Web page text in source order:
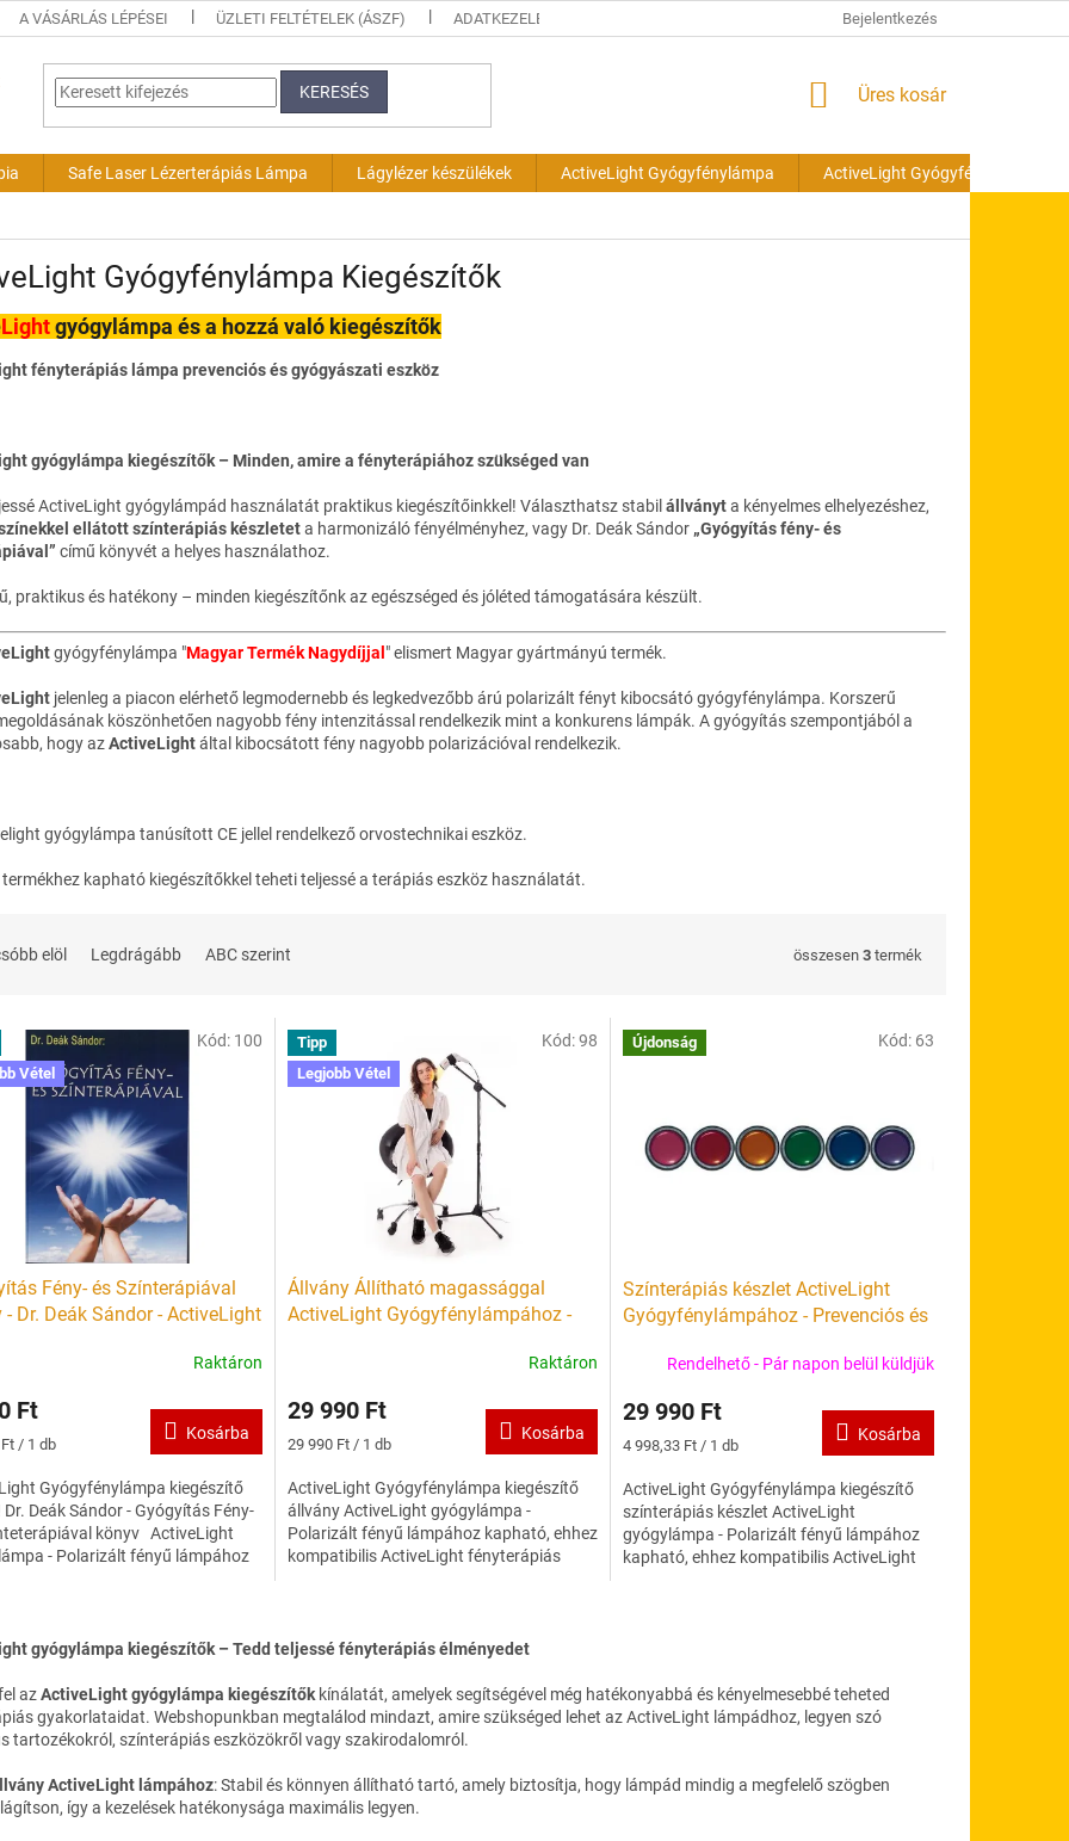
A VÁSÁRLÁS LÉPÉSEI ÜZLETI FELTÉTELEK (ÁSZF) ADATKEZELÉSI TÁJÉKOZTATÓ Bejelentkezés
KERESÉS KOSÁR
Üres kosár
Safe Laser Lézerterápiás Lámpa Lágylézer készülékek ActiveLight Gyógyfénylámpa ActiveLight Gyógyfénylámpa
Gyógyfénylámpa Kiegészítők
Lightgyógylámpa és a hozzá való kiegészítők
fényterápiás lámpa prevenciós és gyógyászati eszköz
gyógylámpa kiegészítők – Minden, amire a fényterápiához szükséged van
ActiveLight gyógylámpád használatát praktikus kiegészítőinkkel! Választhatsz stabil állványta kényelmes elhelyezéshez,
ellátott színterápiás készleteta harmonizáló fényélményhez, vagy Dr. Deák Sándor „Gyógyítás fény- és
című könyvét a helyes használathoz.
praktikus és hatékony – minden kiegészítőnk az egészséged és jóléted támogatására készült.
gyógyfénylámpa "Magyar Termék Nagydíjjal " elismert Magyar gyártmányú termék.
jelenleg a piacon elérhető legmodernebb és legkedvezőbb árú polarizált fényt kibocsátó gyógyfénylámpa. Korszerű
köszönhetően nagyobb fény intenzitással rendelkezik mint a konkurens lámpák. A gyógyítás szempontjából a
hogy azActiveLightáltal kibocsátott fény nagyobb polarizációval rendelkezik.
gyógylámpa tanúsított CE jellel rendelkező orvostechnikai eszköz.
termékhez kapható kiegészítőkkel teheti teljessé a terápiás eszköz használatát.
elöl Legdrágább ABC szerint összesen 3 termék
Vétel
Fény- és Színterápiával
- Dr. Deák Sándor - ActiveLight
Raktáron
Ft
/ 1 db
Kosárba
Gyógyfénylámpa kiegészítő
Dr. Deák Sándor - Gyógyítás Fény-
könyv ActiveLight
- Polarizált fényű lámpához
Kód: 100
Tipp
Legjobb Vétel
Állvány Állítható magassággal
ActiveLight Gyógyfénylámpához -
Raktáron
29 990 Ft
Egységár:
29 990 Ft / 1 db
Kosárba
ActiveLight Gyógyfénylámpa kiegészítő
állvány ActiveLight gyógylámpa -
Polarizált fényű lámpához kapható, ehhez
kompatibilis ActiveLight fényterápiás
Kód:98 Újdonság
Színterápiás készlet ActiveLight
Gyógyfénylámpához - Prevenciós és
Rendelhető - Pár napon belül küldjük
29 990 Ft
Egységár:
4 998,33 Ft / 1 db
Kosárba
ActiveLight Gyógyfénylámpa kiegészítő
színterápiás készlet ActiveLight
gyógylámpa - Polarizált fényű lámpához
kapható, ehhez kompatibilis ActiveLight
Kód: 63
s
a
i
r
n
gyógylámpa kiegészítők – Tedd teljessé fényterápiás élményedet
azActiveLight gyógylámpa kiegészítők kínálatát, amelyek segítségével még hatékonyabbá és kényelmesebbé teheted
gyakorlataidat. Webshopunkban megtalálod mindazt, amire szükséged lehet az ActiveLight lámpádhoz, legyen szó
tartozékokról, színterápiás eszközökről vagy szakirodalomról.
ActiveLight lámpához: Stabil és könnyen állítható tartó, amely biztosítja, hogy lámpád mindig a megfelelő szögben
így a kezelések hatékonysága maximális legyen.